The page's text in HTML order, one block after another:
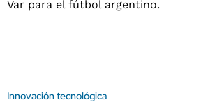
Innovación tecnológica